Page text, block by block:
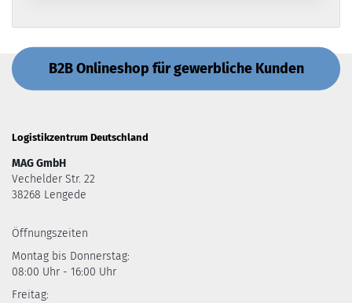
B2B Onlineshop für gewerbliche Kunden
Logistikzentrum Deutschland
MAG GmbH
Vechelder Str. 22
38268 Lengede
Öffnungszeiten
Montag bis Donnerstag:
08:00 Uhr - 16:00 Uhr
Freitag: